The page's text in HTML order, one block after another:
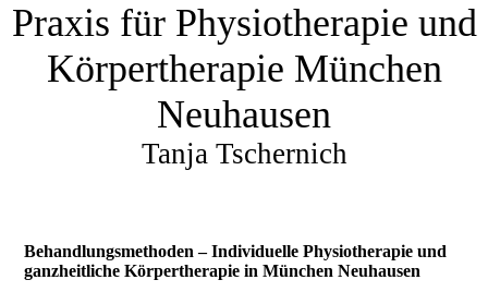
Praxis für Physiotherapie und
Körpertherapie München
Neuhausen
Tanja Tschernich
Behandlungsmethoden – Individuelle Physiotherapie und
ganzheitliche Körpertherapie in München Neuhausen